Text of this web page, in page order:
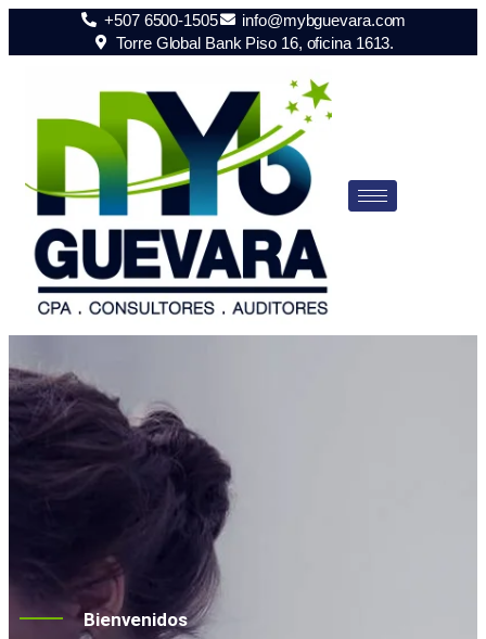
+507 6500-1505
info@mybguevara.com
Torre Global Bank Piso 16, oficina 1613.
Bienvenidos